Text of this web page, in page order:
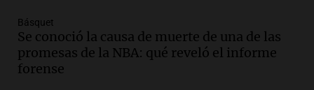
Audio.
edificios y una casa del estudiante para
jóvenes de la región
Panorama Federal
Básquet
Se conoció la causa de muerte de una de las
promesas de la NBA: qué reveló el informe
forense